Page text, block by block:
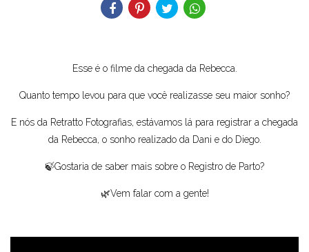
Esse é o filme da chegada da Rebecca.
Quanto tempo levou para que você realizasse seu maior sonho?
E nós da Retratto Fotografias, estávamos lá para registrar a chegada
da Rebecca, o sonho realizado da Dani e do Diego.
🍃Gostaria de saber mais sobre o Registro de Parto?
🌿Vem falar com a gente!